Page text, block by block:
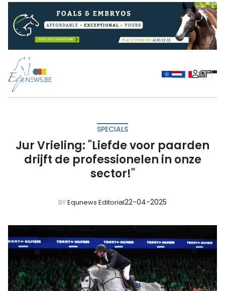
SPECIALS
Jur Vrieling: "Liefde voor paarden
drijft de professionelen in onze
sector!"
BYEqunews Editorial22-04-2025